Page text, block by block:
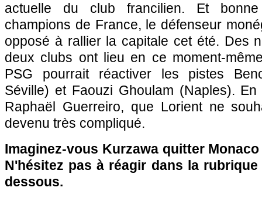
actuelle du club francilien. Et
champions de France, le défenseur
opposé à rallier la capitale cet été. Des
deux clubs ont lieu en ce moment-
PSG pourrait réactiver les pistes
Séville) et Faouzi Ghoulam (Naples).
Raphaël Guerreiro, que Lorient ne
devenu très compliqué.
Imaginez-vous Kurzawa quitter
N'hésitez pas à réagir dans la
dessous.